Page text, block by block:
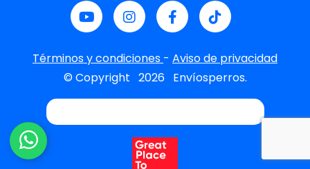
Términos y condiciones - Aviso de privacidad
© Copyright 2026 Envíosperros.